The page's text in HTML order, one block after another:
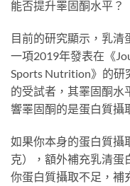
能否提升睪固酮水平？
目前的研究顯示，乳清
一項2019年發表在《
Sports Nutrition》的研
的受試者，其睪固酮水
響睪固酮的是蛋白質攝
如果你本身的蛋白質攝
克），額外補充乳清蛋
你蛋白質攝取不足，補